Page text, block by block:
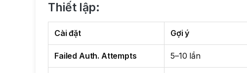
Thiết lập:
Cài đặt Gợi ý
Failed Auth. Attempts 5–10 lần